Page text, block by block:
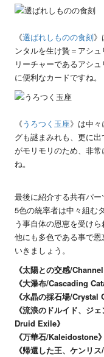
《選ばれしものの食刻》
ンタルを生け贄＝アシ
リーチャーであるアシ
に便利なカードですね。
《うろつく玉座》は中
グも謎まみれも、更に
がモリモリのため、非
ね。
最後に紹介する共有パー
5色の統率者は中々組む
う事自体の恩恵を受けら
他にも多色である事で
いきましょう。
《太陽との交感/
《大瀑布/Cascading
《水晶の採石場/Crystal
《流浪のドルイド、ジ
Druid Exile》
《万華石/Kaleidostone》
《帰還した王、ケンリ